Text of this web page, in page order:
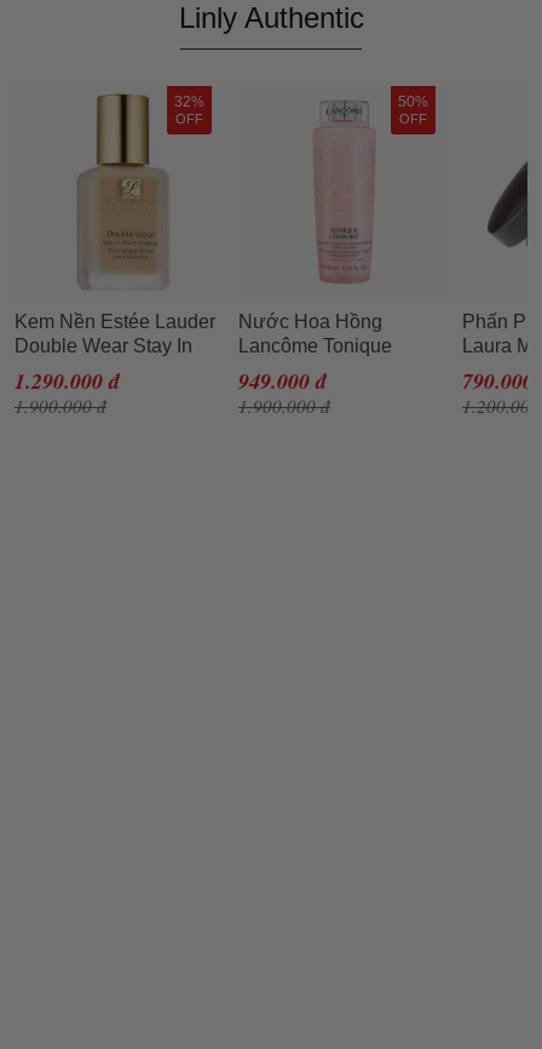
Linly Authentic
32%
OFF
Kem Nền Estée Lauder
Double Wear Stay In
Place SPF10 Tone
1W2-Sand 30ml
1.290.000 đ
1.900.000 đ
50%
OFF
Nước Hoa Hồng
Lancôme Tonique
Confort 400ml
949.000 đ
1.900.000 đ
Phấn
Laura
Setting
Lớp
790.000